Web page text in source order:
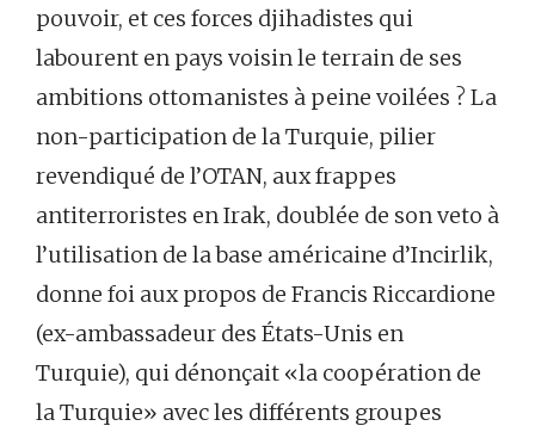
pouvoir, et ces forces djihadistes qui
labourent en pays voisin le terrain de ses
ambitions ottomanistes à peine voilées ? La
non-participation de la Turquie, pilier
revendiqué de l’OTAN, aux frappes
antiterroristes en Irak, doublée de son veto à
l’utilisation de la base américaine d’Incirlik,
donne foi aux propos de Francis Riccardione
(ex-ambassadeur des États-Unis en
Turquie), qui dénonçait «la coopération de
la Turquie» avec les différents groupes